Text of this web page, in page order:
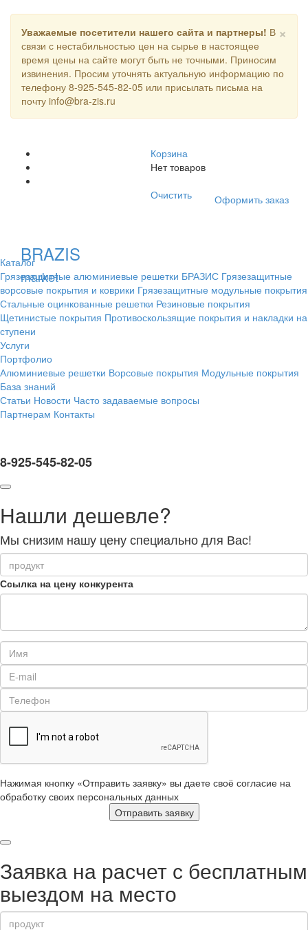
×
Уважаемые посетители нашего сайта и партнеры! В
связи с нестабильностью цен на сырье в настоящее
время цены на сайте могут быть не точными. Приносим
извинения. Просим уточнять актуальную информацию по
телефону 8-925-545-82-05 или присылать письма на
почту info@bra-zis.ru
Корзина
Нет товаров
Очистить
Оформить заказ
BRAZIS
market
Каталог
Грязезащитные алюминиевые решетки БРАЗИС Грязезащитные
ворсовые покрытия и коврики Грязезащитные модульные покрытия
Стальные оцинкованные решетки Резиновые покрытия
Щетинистые покрытия Противоскользящие покрытия и накладки на
ступени
Услуги
Портфолио
Алюминиевые решетки Ворсовые покрытия Модульные покрытия
База знаний
Статьи Новости Часто задаваемые вопросы
Партнерам Контакты
8-925-545-82-05
Нашли дешевле?
Мы снизим нашу цену специально для Вас!
Ссылка на цену конкурента
Нажимая кнопку «Отправить заявку» вы даете своё согласие на
обработку своих персональных данных
Отправить заявку
Заявка на расчет с бесплатным
выездом на место